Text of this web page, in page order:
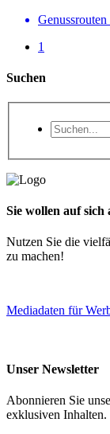
1
Suchen
Sie wollen auf sich
Nutzen Sie die
zu machen!
Mediadaten für
Unser Newsletter
Abonnieren Sie
exklusiven Inhalten.